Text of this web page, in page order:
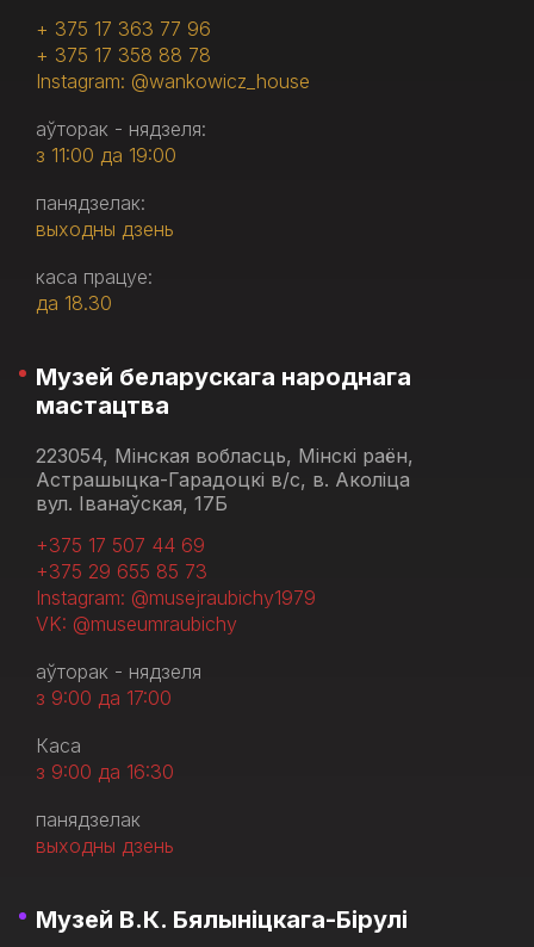
+ 375 17 363 77 96
+ 375 17 358 88 78
Instagram: @wankowicz_house
аўторак - нядзеля:
з 11:00 да 19:00
панядзелак:
выходны дзень
каса працуе:
да 18.30
Музей беларускага народнага
мастацтва
223054, Мінская вобласць, Мінскі раён,
Астрашыцка-Гарадоцкі в/с, в. Аколіца
вул. Іванаўская, 17Б
+375 17 507 44 69
+375 29 655 85 73
Instagram: @musejraubichy1979
VK: @museumraubichy
аўторак - нядзеля
з 9:00 да 17:00
Каса
з 9:00 да 16:30
панядзелак
выходны дзень
Музей В.К. Бялыніцкага-Бірулі